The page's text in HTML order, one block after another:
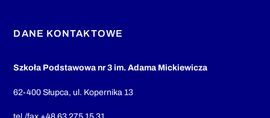
DANE KONTAKTOWE
Szkoła Podstawowa nr 3 im. Adama Mickiewicza
62-400 Słupca, ul. Kopernika 13